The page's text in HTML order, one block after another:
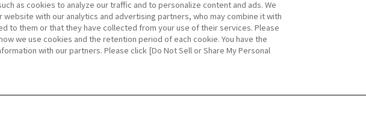
おでかけスポットを探す
ドライブコースを探す
イベントを探す
地図から探す
お役立ち情報
as cookies to analyze our traffic and to personalize content and ads. We
with our analytics and advertising partners, who may combine it with
to them or that they have collected from your use of their services. Please
we use cookies and the retention period of each cookie. You have the
with our partners. Please click [Do Not Sell or Share My Personal